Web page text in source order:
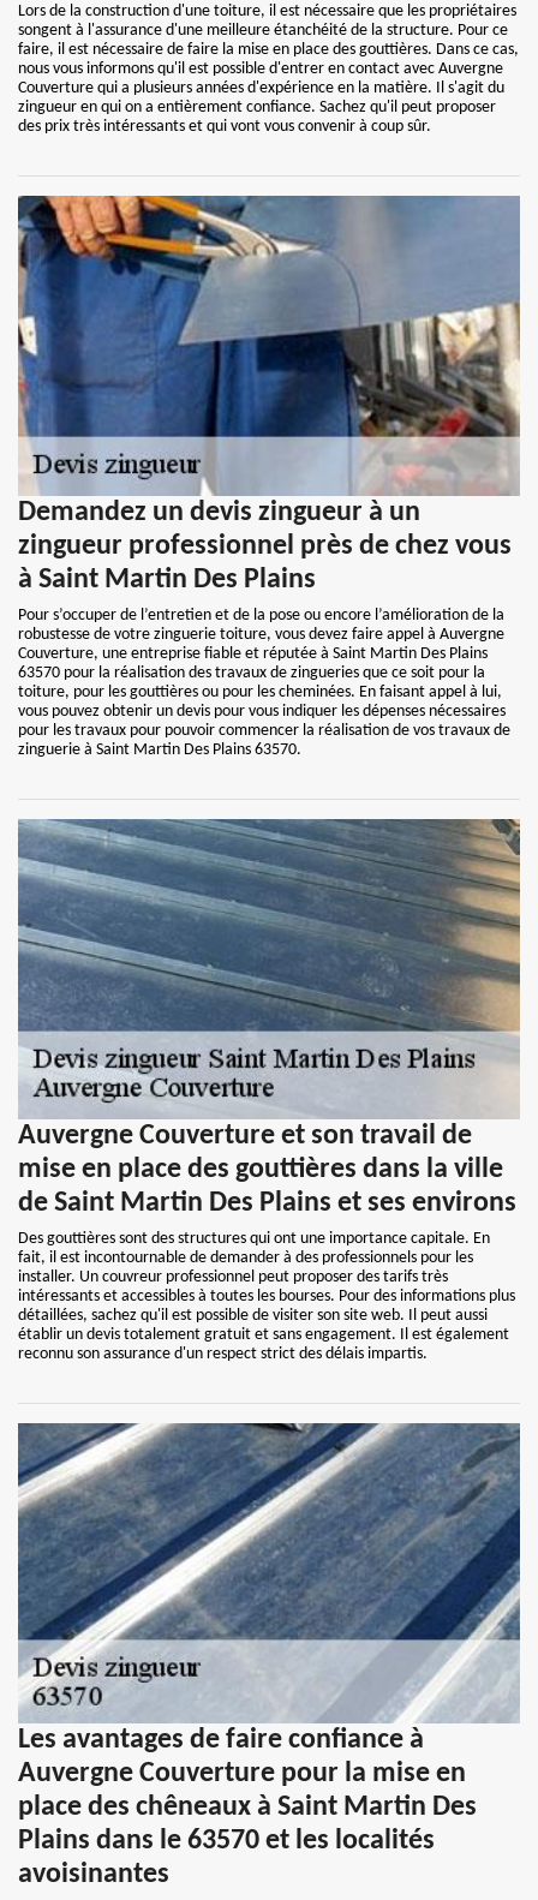
Lors de la construction d'une toiture, il est nécessaire que les propriétaires
songent à l'assurance d'une meilleure étanchéité de la structure. Pour ce
faire, il est nécessaire de faire la mise en place des gouttières. Dans ce cas,
nous vous informons qu'il est possible d'entrer en contact avec Auvergne
Couverture qui a plusieurs années d'expérience en la matière. Il s'agit du
zingueur en qui on a entièrement confiance. Sachez qu'il peut proposer
des prix très intéressants et qui vont vous convenir à coup sûr.
Demandez un devis zingueur à un
zingueur professionnel près de chez vous
à Saint Martin Des Plains
Pour s’occuper de l’entretien et de la pose ou encore l’amélioration de la
robustesse de votre zinguerie toiture, vous devez faire appel à Auvergne
Couverture, une entreprise fiable et réputée à Saint Martin Des Plains
63570 pour la réalisation des travaux de zingueries que ce soit pour la
toiture, pour les gouttières ou pour les cheminées. En faisant appel à lui,
vous pouvez obtenir un devis pour vous indiquer les dépenses nécessaires
pour les travaux pour pouvoir commencer la réalisation de vos travaux de
zinguerie à Saint Martin Des Plains 63570.
Auvergne Couverture et son travail de
mise en place des gouttières dans la ville
de Saint Martin Des Plains et ses environs
Des gouttières sont des structures qui ont une importance capitale. En
fait, il est incontournable de demander à des professionnels pour les
installer. Un couvreur professionnel peut proposer des tarifs très
intéressants et accessibles à toutes les bourses. Pour des informations plus
détaillées, sachez qu'il est possible de visiter son site web. Il peut aussi
établir un devis totalement gratuit et sans engagement. Il est également
reconnu son assurance d'un respect strict des délais impartis.
Les avantages de faire confiance à
Auvergne Couverture pour la mise en
place des chêneaux à Saint Martin Des
Plains dans le 63570 et les localités
avoisinantes